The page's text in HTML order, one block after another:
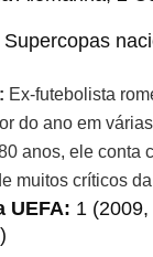
Supercopas
Ex-futebolista
do ano em
anos, ele conta
muitos críticos
UEFA: 1